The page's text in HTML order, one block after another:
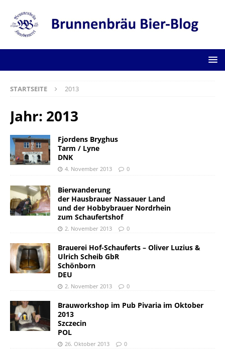
STARTSEITE 2013
Jahr: 2013
Fjordens Bryghus
Tarm / Lyne
DNK
4. November 2013 0
Bierwanderung
der Hausbrauer Nassauer Land
und der Hobbybrauer Nordrhein
zum Schaufertshof
2. November 2013 0
Brauerei Hof-Schauferts – Oliver Luzius &
Ulrich Scheib GbR
Schönborn
DEU
2. November 2013 0
Brauworkshop im Pub Pivaria im Oktober
2013
Szczecin
POL
26. Oktober 2013 0